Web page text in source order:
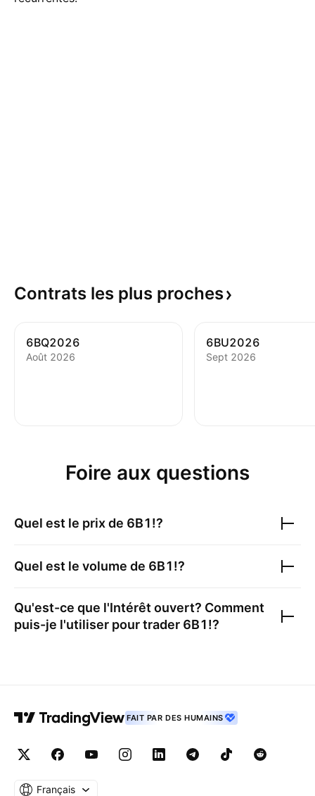
Contrats les plus proches
6BQ2026
Août 2026
6BU2026
Sept 2026
Foire aux questions
Quel est le prix de 6B1!?
Quel est le volume de 6B1!?
Qu'est-ce que l'Intérêt ouvert? Comment
puis-je l'utiliser pour trader 6B1!?
FAIT PAR DES HUMAINS
Français